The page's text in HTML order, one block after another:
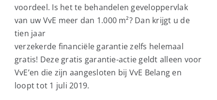
voordeel. Is het te behandelen geveloppervlak
van uw VvE meer dan 1.000 m²? Dan krijgt u de
tien jaar
verzekerde financiële garantie zelfs helemaal
gratis! Deze gratis garantie-actie geldt alleen voor
VvE’en die zijn aangesloten bij VvE Belang en
loopt tot 1 juli 2019.